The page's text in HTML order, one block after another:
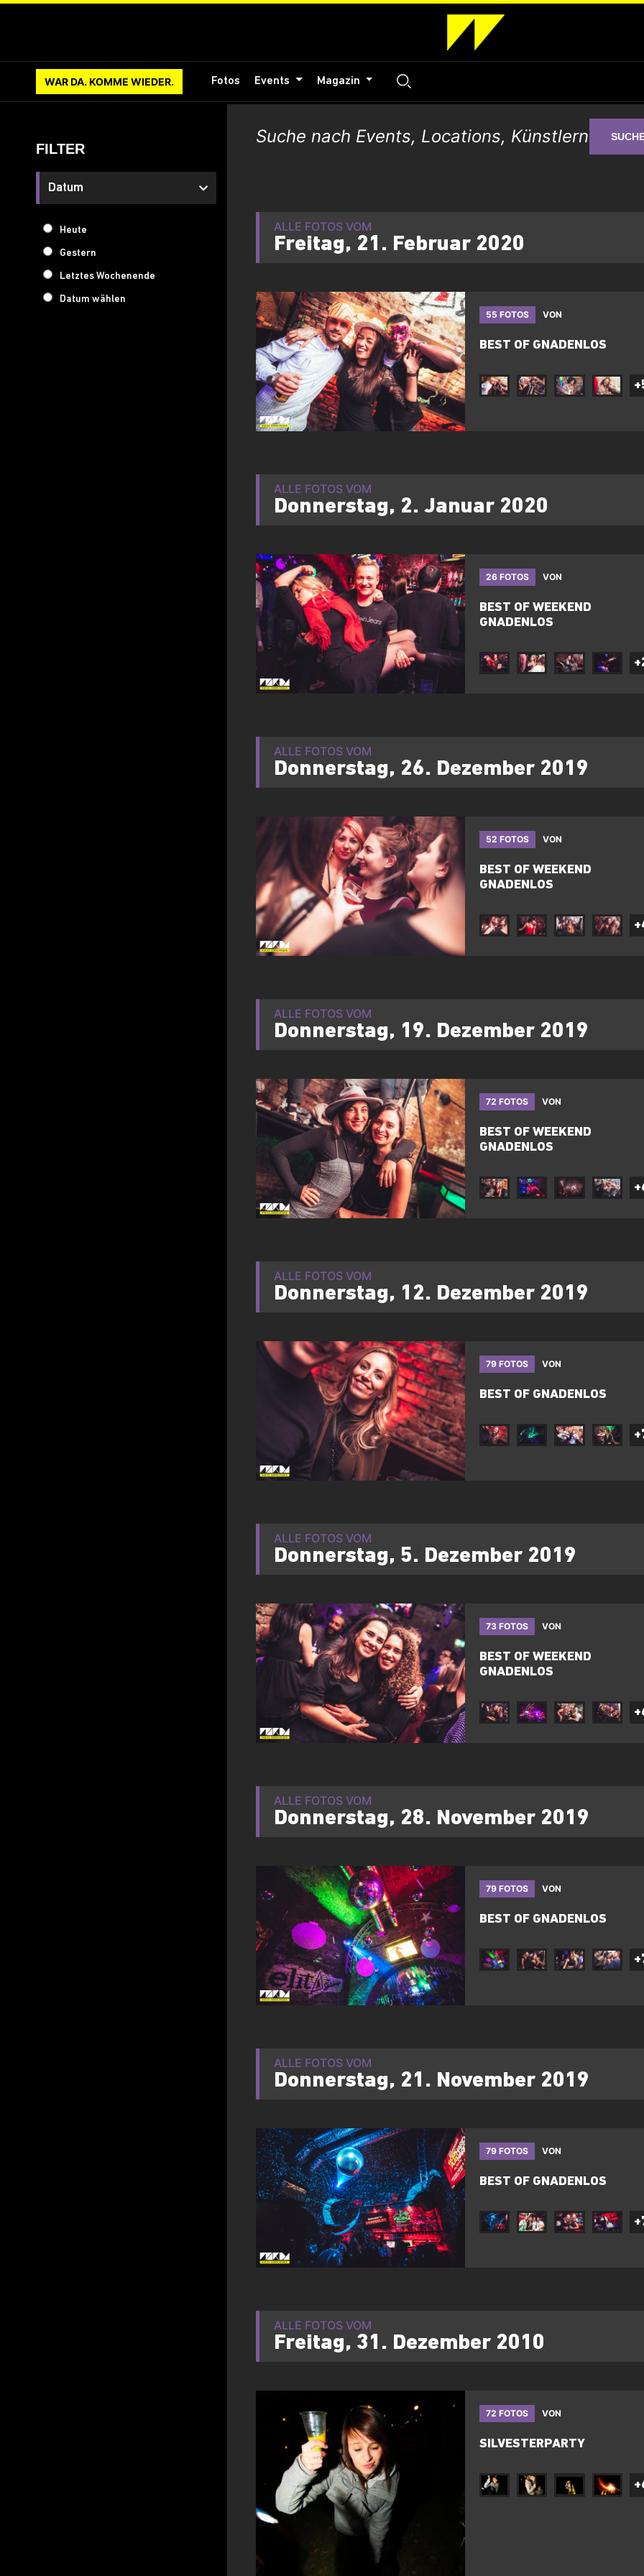
WAR DA. KOMME WIEDER. Fotos Events Magazin
FILTER
Datum
Heute
Gestern
Letztes Wochenende
Datum wählen
ALLE FOTOS VOM
Freitag, 21. Februar 2020
55 FOTOS VON
BEST OF GNADENLOS
ALLE FOTOS VOM
Donnerstag, 2. Januar 2020
26 FOTOS VON
BEST OF WEEKEND
GNADENLOS
ALLE FOTOS VOM
Donnerstag, 26. Dezember 2019
52 FOTOS VON
BEST OF WEEKEND
GNADENLOS
ALLE FOTOS VOM
Donnerstag, 19. Dezember 2019
72 FOTOS VON
BEST OF WEEKEND
GNADENLOS
ALLE FOTOS VOM
Donnerstag, 12. Dezember 2019
79 FOTOS VON
BEST OF GNADENLOS
ALLE FOTOS VOM
Donnerstag, 5. Dezember 2019
73 FOTOS VON
BEST OF WEEKEND
GNADENLOS
ALLE FOTOS VOM
Donnerstag, 28. November 2019
79 FOTOS VON
BEST OF GNADENLOS
ALLE FOTOS VOM
Donnerstag, 21. November 2019
79 FOTOS VON
BEST OF GNADENLOS
ALLE FOTOS VOM
Freitag, 31. Dezember 2010
72 FOTOS VON
SILVESTERPARTY